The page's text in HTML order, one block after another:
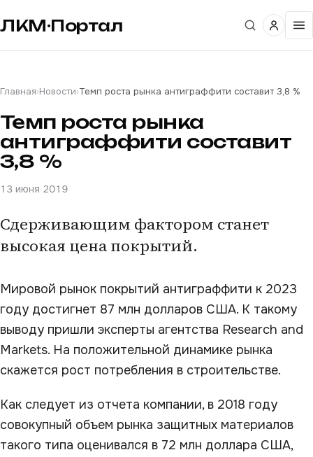
ЛКМ·Портал
Главная›Новости›Темп роста рынка антиграффити составит 3,8 %
Темп роста рынка
антиграффити составит
3,8 %
13 июня 2019
Сдерживающим фактором станет
высокая цена покрытий.
Мировой рынок покрытий антиграффити к 2023
году достигнет 87 млн долларов США. К такому
выводу пришли эксперты агентства Research and
Markets. На положительной динамике рынка
скажется рост потребления в строительстве.
Как следует из отчета компании, в 2018 году
совокупный объем рынка защитных материалов
такого типа оценивался в 72 млн доллара США,